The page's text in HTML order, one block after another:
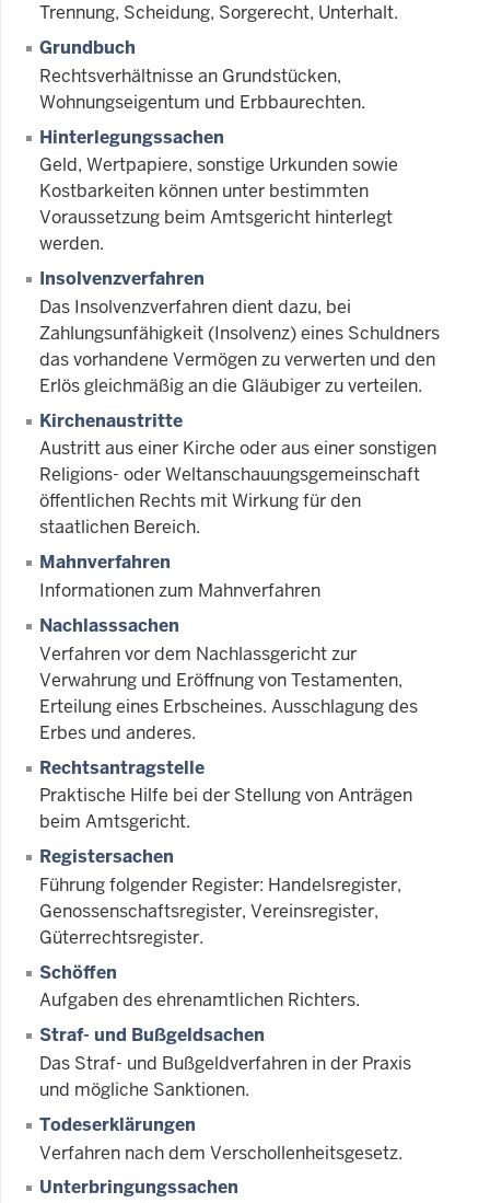
Trennung, Scheidung, Sorgerecht, Unterhalt.
Grundbuch
Rechtsverhältnisse an Grundstücken,
Wohnungseigentum und Erbbaurechten.
Hinterlegungssachen
Geld, Wertpapiere, sonstige Urkunden sowie
Kostbarkeiten können unter bestimmten
Voraussetzung beim Amtsgericht hinterlegt
werden.
Insolvenzverfahren
Das Insolvenzverfahren dient dazu, bei
Zahlungsunfähigkeit (Insolvenz) eines Schuldners
das vorhandene Vermögen zu verwerten und den
Erlös gleichmäßig an die Gläubiger zu verteilen.
Kirchenaustritte
Austritt aus einer Kirche oder aus einer sonstigen
Religions- oder Weltanschauungsgemeinschaft
öffentlichen Rechts mit Wirkung für den
staatlichen Bereich.
Mahnverfahren
Informationen zum Mahnverfahren
Nachlasssachen
Verfahren vor dem Nachlassgericht zur
Verwahrung und Eröffnung von Testamenten,
Erteilung eines Erbscheines. Ausschlagung des
Erbes und anderes.
Rechtsantragstelle
Praktische Hilfe bei der Stellung von Anträgen
beim Amtsgericht.
Registersachen
Führung folgender Register: Handelsregister,
Genossenschaftsregister, Vereinsregister,
Güterrechtsregister.
Schöffen
Aufgaben des ehrenamtlichen Richters.
Straf- und Bußgeldsachen
Das Straf- und Bußgeldverfahren in der Praxis
und mögliche Sanktionen.
Todeserklärungen
Verfahren nach dem Verschollenheitsgesetz.
Unterbringungssachen